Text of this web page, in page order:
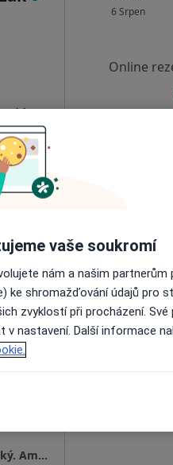
•Mapa
6 Srpen
Online
v oblastech
Gynekologická Ambulance - MUDr. Jiří Zvolský. Ambulance se nachází v 1.patře zdravotního střediska "KATKA"
Dnes
6 Srpen
Online
vaše soukromí
nám a našim
ke shromažďování údajů pro
zvyklostí při procházení.
v nastavení. Další informace